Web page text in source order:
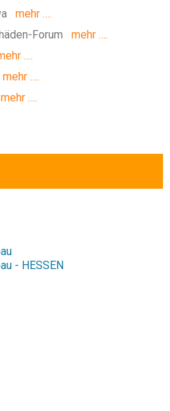
mehr ….
Forum mehr ….
….
mehr ….
….
- HESSEN